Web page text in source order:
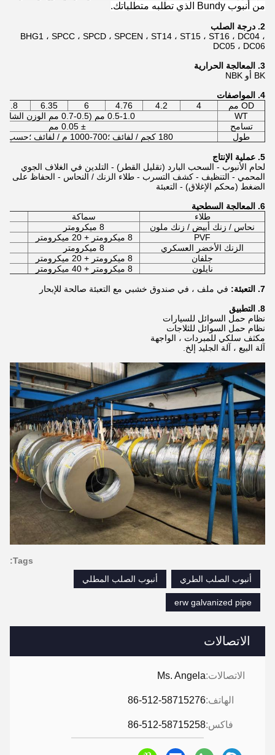
الاتصالات
الاتصالات:Ms. Angela
الهاتف:86-512-58715276
فاكس:86-512-58715258
من أنبوب Bundy الذي تطلبه متطلباتك.
2. درجة الصلب
BHG1 ، SPCC ، SPCD ، SPCEN ، ST14 ، ST15 ، ST16 ، DC04 ،
DC05 ، DC06
3. المعالجة الحرارية
BK أو NBK
4. المواصفات
OD مم
4
4.2
4.76
6
6.35
7.8
WT
0.5-1.0 مم (0.5-0.7 مم الوزن الشائع)
تسامح
± 0.05 مم
طول
180 كجم / لفائف ؛700-1000 م / لفائف ؛حسب طلب الزبون
5. عملية الإنتاج
لحام الأنبوب - السحب البارد (تقليل القطر) - التلدين في الغلاف الجوي
المحمي - التنظيف - كشف التسرب - طلاء الزنك / النحاس - الحفاظ على
الضغط (محكم الإغلاق) - التعبئة
6. المعالجة السطحية
طلاء
سماكة
نحاس / زنك أبيض / زنك ملون
8 ميكرومتر
PVF
8 ميكرومتر + 20 ميكرومتر
الزنك الأخضر العسكري
8 ميكرومتر
جلفان
8 ميكرومتر + 20 ميكرومتر
نايلون
8 ميكرومتر + 40 ميكرومتر
7. التعبئة:
في ملف ، في صندوق خشبي مع التعبئة صالحة للإبحار
8. التطبيق
نظام حمل السوائل للسيارات
نظام حمل السوائل للثلاجات
مكثف سلكي للمبردات ، الواجهة
آلة البيع ، آلة الجليد إلخ.
Tags:
أنبوب الصلب الطري
أنبوب الصلب المطلي
erw galvanized pipe